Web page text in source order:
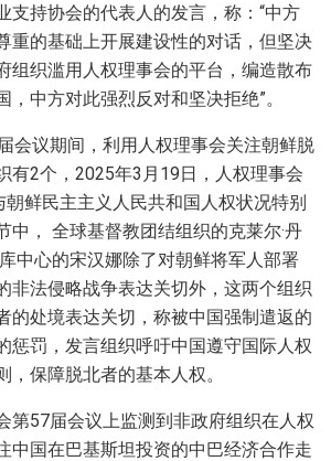
支持协会的代表人的发言，称：“中方
重的基础上开展建设性的对话，但坚决
组织滥用人权理事会的平台，编造散布
，中方对此强烈反对和坚决拒绝”。
会议期间，利用人权理事会关注朝鲜脱
有2个，2025年3月19日，人权理事会
鲜民主主义人民共和国人权状况特别
中， 全球基督教团结组织的克莱尔·丹
中心的宋汉娜除了对朝鲜将军人部署
非法侵略战争表达关切外，这两个组织
的处境表达关切，称被中国强制遣返的
惩罚，发言组织呼吁中国遵守国际人权
，保障脱北者的基本人权。
第57届会议上监测到非政府组织在人权
中国在巴基斯坦投资的中巴经济合作走